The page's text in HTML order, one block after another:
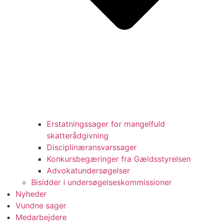
Erstatningssager for mangelfuld
skatterådgivning
Disciplinæransvarssager
Konkursbegæringer fra Gældsstyrelsen
Advokatundersøgelser
Bisidder i undersøgelseskommissioner
Nyheder
Vundne sager
Medarbejdere